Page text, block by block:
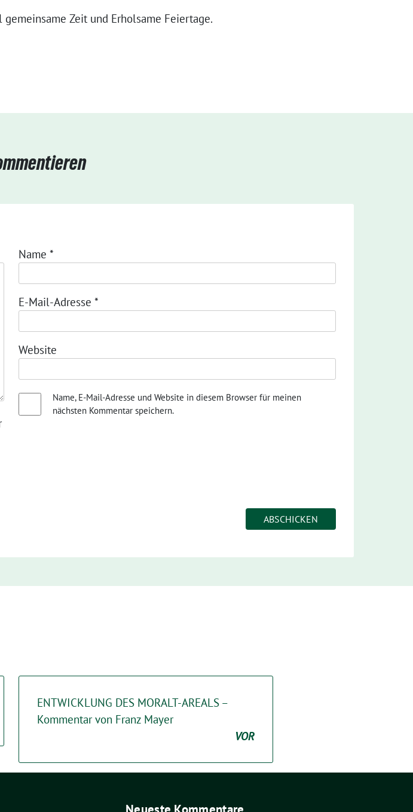
Zeit und Erholsame Feiertage.
Name *
E-Mail-Adresse *
Website
Name, E-Mail-Adresse und Website in diesem Browser für meinen
nächsten Kommentar speichern.
ENTWICKLUNG DES MORALT-AREALS –
Kommentar von Franz Mayer
VOR